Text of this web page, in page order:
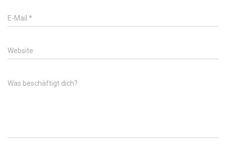
E-Mail *
Website
Was beschäftigt dich?